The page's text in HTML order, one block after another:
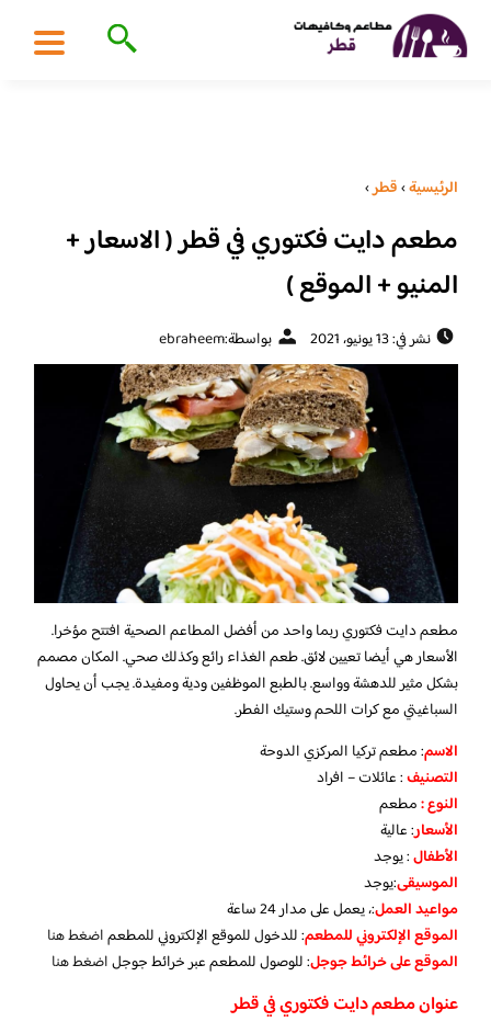
الرئيسية›قطر›
مطعم دايت فكتوري في قطر ( الاسعار +
المنيو + الموقع )
نشر في: 13 يونيو، 2021 بواسطة:ebraheem
مطعم دايت فكتوري ربما واحد من أفضل المطاعم الصحية افتتح مؤخرا.
الأسعار هي أيضا تعيين لائق. طعم الغذاء رائع وكذلك صحي. المكان مصمم
بشكل مثير للدهشة وواسع. بالطبع الموظفين ودية ومفيدة. يجب أن يحاول
السباغيتي مع كرات اللحم وستيك الفطر.
الاسم: مطعم تركيا المركزي الدوحة
التصنيف: عائلات – افراد
النوع :مطعم
الأسعار:عالية
الأطفال:يوجد
الموسيقى:يوجد
مواعيد العمل:، يعمل على مدار 24 ساعة
الموقع الإلكتروني للمطعم: للدخول للموقع الإلكتروني للمطعماضغط هنا
الموقع على خرائط جوجل: للوصول للمطعم عبر خرائط جوجلاضغطهنا
عنوان مطعم دايت فكتوري في قطر